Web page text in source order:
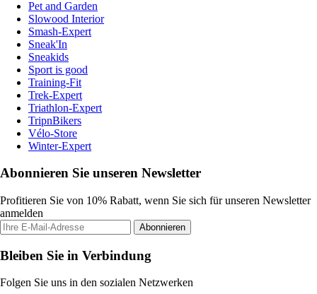
Pet and Garden
Slowood Interior
Smash-Expert
Sneak'In
Sneakids
Sport is good
Training-Fit
Trek-Expert
Triathlon-Expert
TripnBikers
Vélo-Store
Winter-Expert
Abonnieren Sie unseren Newsletter
Profitieren Sie von 10% Rabatt, wenn Sie sich für unseren Newsletter
anmelden
Abonnieren
Bleiben Sie in Verbindung
Folgen Sie uns in den sozialen Netzwerken